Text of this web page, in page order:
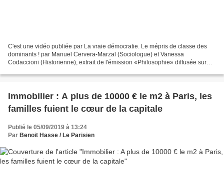
C'est une vidéo publiée par La vraie démocratie. Le mépris de classe des
dominants ! par Manuel Cervera-Marzal (Sociologue) et Vanessa
Codaccioni (Historienne), extrait de l'émission «Philosophie» diffusée sur
Immobilier : A plus de 10000 € le m2 à Paris, les
familles fuient le cœur de la capitale
Publié le 05/09/2019 à 13:24
Par Benoit Hasse / Le Parisien